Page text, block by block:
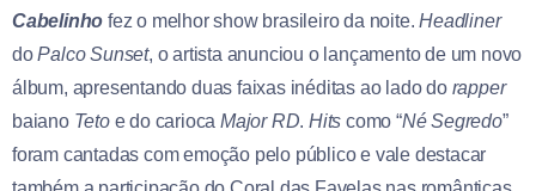
Cabelinho fez o melhor show brasileiro da noite.Headliner
doPalco Sunset, o artista anunciou o lançamento de um novo
álbum, apresentando duas faixas inéditas ao lado do rapper
baiano Tetoe do cariocaMajor RD.Hits como “Né Segredo”
foram cantadas com emoção pelo público e vale destacar